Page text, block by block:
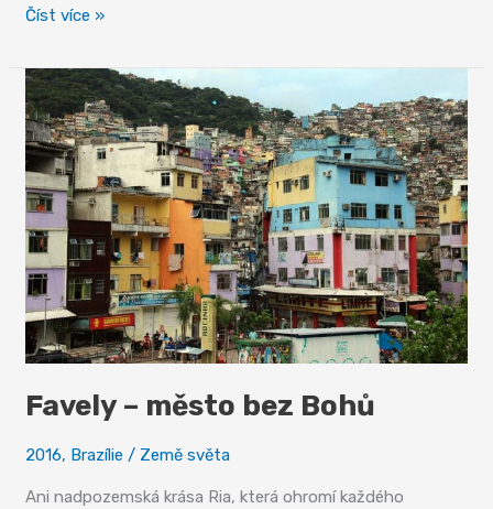
Rio
Janeiro
Číst více »
Favely – město bez Bohů
2016, Brazílie / Země světa
Ani nadpozemská krása Ria, která ohromí každého